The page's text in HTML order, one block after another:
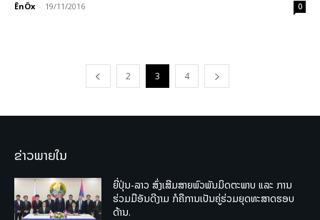
ÊnÖx - 19/11/2016 0
2 3 4
ຂ່າວພາຍໃນ
ຍີ່ປຸ່ນ-ລາວ ສົ່ງເສີມສາຍພົວພັນມິດຕະພາບ ແລະ ການ
ຮ່ວມມືອັນດີງາມ ກໍຄືການເປັນຄູ່ຮ່ວມຍຸດທະສາດຮອບ
ດ້ານ.